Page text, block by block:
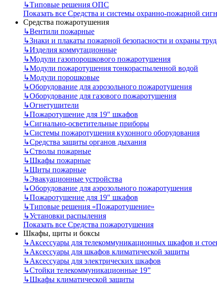
↳Типовые решения ОПС
Показать все Средства и системы охранно-пожарной
Средства пожаротушения
↳Вентили пожарные
↳Знаки и плакаты пожарной безопасности и охраны
↳Изделия коммутационные
↳Модули газопорошкового пожаротушения
↳Модули пожаротушения тонкораспыленной водой
↳Модули порошковые
↳Оборудование для аэрозольного пожаротушения
↳Оборудование для газового пожаротушения
↳Огнетушители
↳Пожаротушение для 19" шкафов
↳Сигнально-осветительные приборы
↳Системы пожаротушения кухонного оборудования
↳Средства защиты органов дыхания
↳Стволы пожарные
↳Шкафы пожарные
↳Щиты пожарные
↳Эвакуационные устройства
↳Оборудование для аэрозольного пожаротушения
↳Пожаротушение для 19" шкафов
↳Типовые решения «Пожаротушение»
↳Установки распыления
Показать все Средства пожаротушения
Шкафы, щиты и боксы
↳Аксессуары для телекоммуникационных шкафов и
↳Аксессуары для шкафов климатической защиты
↳Аксессуары для электрических шкафов
↳Стойки телекоммуникационные 19”
↳Шкафы климатической защиты